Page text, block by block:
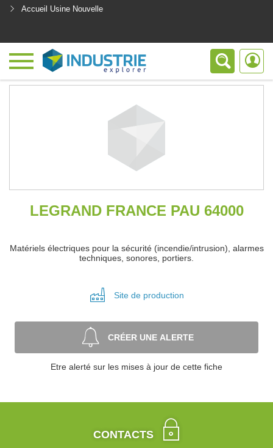
Accueil Usine Nouvelle
LEGRAND FRANCE PAU 64000
Matériels électriques pour la sécurité (incendie/intrusion), alarmes
techniques, sonores, portiers.
Site de production
CRÉER UNE ALERTE
Etre alerté sur les mises à jour de cette fiche
CONTACTS